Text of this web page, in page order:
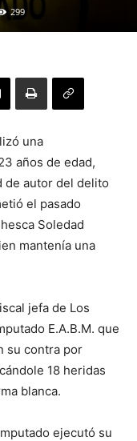
299
una
años de edad,
de autor del delito
el pasado
Soledad
mantenía una
jefa de Los
E.A.B.M. que
su contra por
18 heridas
blanca.
ejecutó su